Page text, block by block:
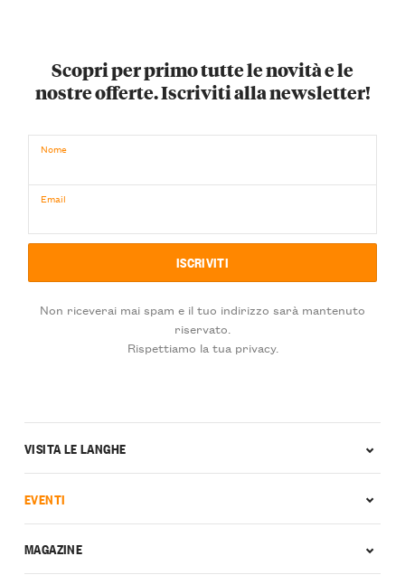
Scopri per primo tutte le novità e le
nostre offerte. Iscriviti alla newsletter!
Nome
Email
Non riceverai mai spam e il tuo indirizzo sarà mantenuto
riservato.
Rispettiamo la tua privacy.
VISITA LE LANGHE
EVENTI
MAGAZINE